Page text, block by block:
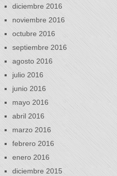
diciembre 2016
noviembre 2016
octubre 2016
septiembre 2016
agosto 2016
julio 2016
junio 2016
mayo 2016
abril 2016
marzo 2016
febrero 2016
enero 2016
diciembre 2015